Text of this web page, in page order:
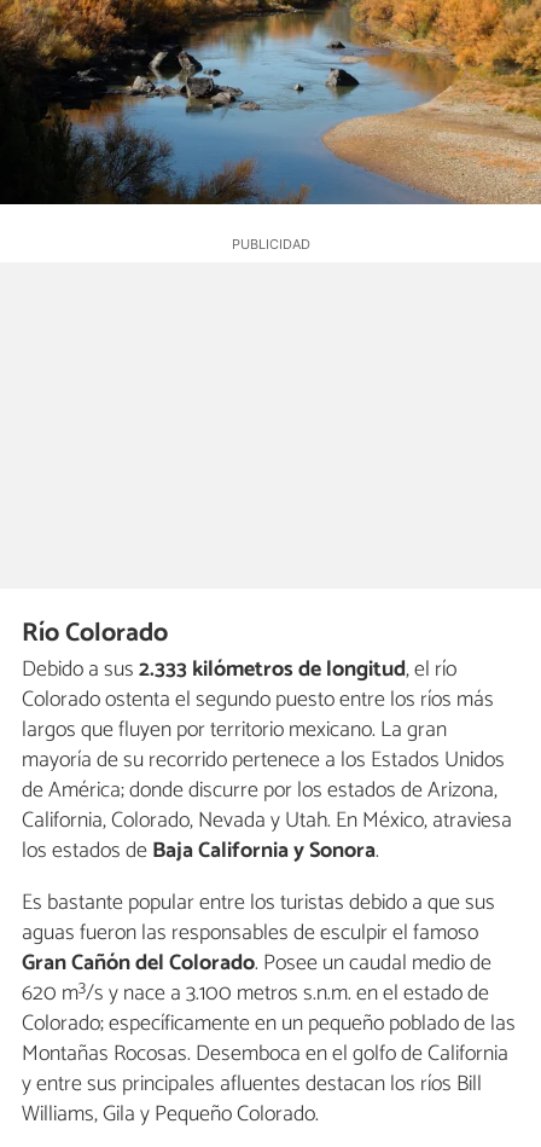
Río Colorado
Debido a sus2.333 kilómetros de longitud, el río
Colorado ostenta el segundo puesto entre los ríos más
largos que fluyen por territorio mexicano. La gran
mayoría de su recorrido pertenece a los Estados Unidos
de América; donde discurre por los estados de Arizona,
California, Colorado, Nevada y Utah. En México, atraviesa
los estados deBaja California y Sonora.
Es bastante popular entre los turistas debido a que sus
aguas fueron las responsables de esculpir el famoso
Gran Cañón del Colorado. Posee un caudal medio de
620 m³/s y nace a 3.100 metros s.n.m. en el estado de
Colorado; específicamente en un pequeño poblado de las
Montañas Rocosas. Desemboca en el golfo de California
y entre sus principales afluentes destacan los ríos Bill
Williams, Gila y Pequeño Colorado.